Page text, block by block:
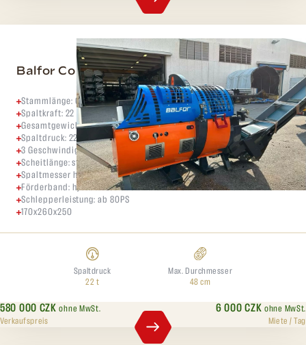
Balfor Continental 480 Special
Stammlänge: 65 cm
Spaltkraft: 22 Tonnen
Gesamtgewicht: 1600 kg
Spaltdruck: 22to
3 Geschwindigkeiten – max. 3,6s pro Schneid,-Spaltprozess
Scheitlänge: stufenlos bis zu 65cm
Spaltmesser hydraulisch verstellbar
Förderband: hydraulisch ausfahrbar auf 5m mit Schwenkfunktion
Schlepperleistung: ab 80PS
170x260x250
Spaltdruck
22 t
Max. Durchmesser
48 cm
580 000 CZKohne MwSt.
Verkaufspreis
6 000 CZK ohne MwSt.
Miete / Tag